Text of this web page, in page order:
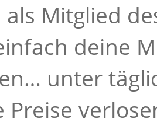
Mitglied
deine
unter
Preise